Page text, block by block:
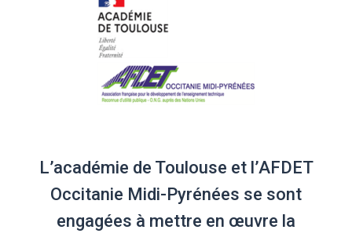
L’académie de Toulouse et l’AFDET
Occitanie Midi-Pyrénées se sont
engagées à mettre en œuvre la